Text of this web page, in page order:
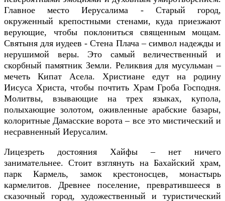
Главное место Иерусалима - Старый город,
окруженный крепостными стенами, куда приезжают
верующие, чтобы поклониться священным мощам.
Святыня для иудеев - Стена Плача – символ надежды и
нерушимой веры. Это самый величественный и
скорбный памятник Земли. Реликвия для мусульман –
мечеть Кипат Асела. Христиане едут на родину
Иисуса Христа, чтобы почтить Храм Гроба Господня.
Молитвы, взывающие на трех языках, купола,
полыхающие золотом, оживленные арабские базары,
колоритные Дамасские ворота – все это мистический и
несравненный Иерусалим.
Лицезреть достояния Хайфы – нет ничего
занимательнее. Стоит взглянуть на Бахайский храм,
парк Кармель, замок крестоносцев, монастырь
кармелитов. Древнее поселение, превратившееся в
сказочный город, художественный и туристический